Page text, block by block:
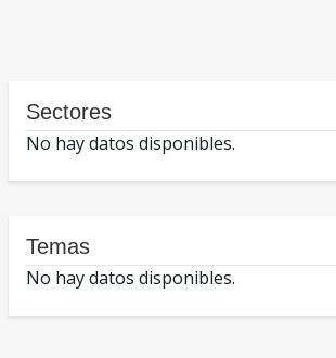
Sectores
No hay datos disponibles.
Temas
No hay datos disponibles.